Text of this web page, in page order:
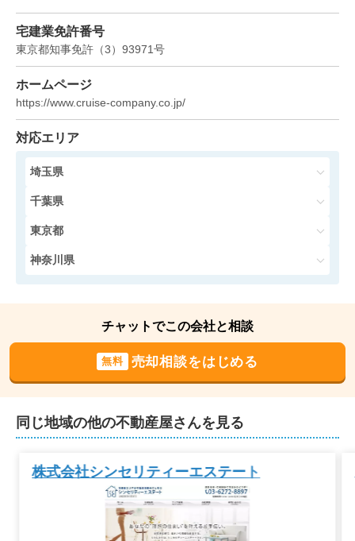
7,300万円
専有面積: 44 ㎡
5,200万円
宅建業免許番号
東京都知事免許 （3） 93971号
ホームページ
https://www.cruise-company.co.jp/
対応エリア
埼玉県
千葉県
東京都
神奈川県
チャットでこの会社と相談
無料 売却相談をはじめる
同じ地域の他の不動産屋さんを見る
株式会社シンセリティーエステート